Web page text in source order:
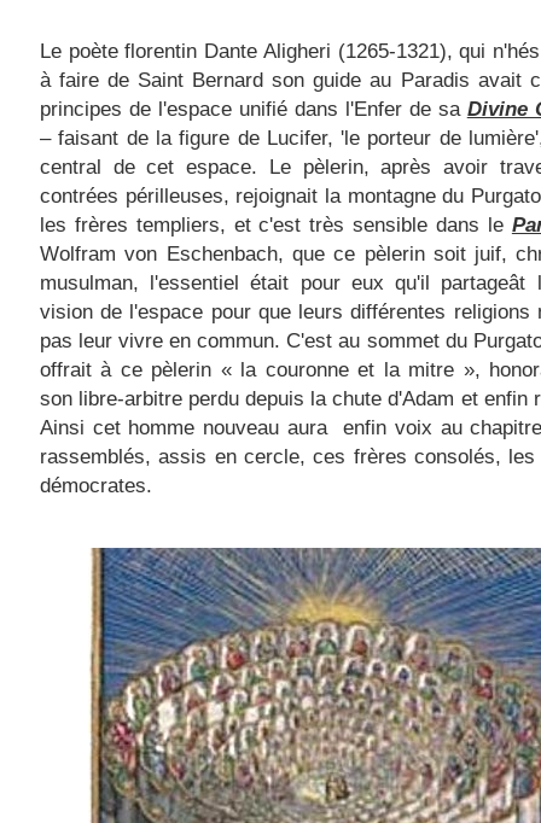
Le poète florentin Dante Aligheri (1265-1321), qui
à faire de Saint Bernard son guide au Paradis avait
principes de l'espace unifié dans l'Enfer de sa Divine
– faisant de la figure de Lucifer, 'le porteur de
central de cet espace. Le pèlerin, après avoir
contrées périlleuses, rejoignait la montagne du
les frères templiers, et c'est très sensible dans le
Wolfram von Eschenbach, que ce pèlerin soit juif,
musulman, l'essentiel était pour eux qu'il partageât
vision de l'espace pour que leurs différentes religions
pas leur vivre en commun. C'est au sommet du
offrait à ce pèlerin « la couronne et la mitre »,
son libre-arbitre perdu depuis la chute d'Adam et enfin
Ainsi cet homme nouveau aura enfin voix au
rassemblés, assis en cercle, ces frères consolés,
démocrates.